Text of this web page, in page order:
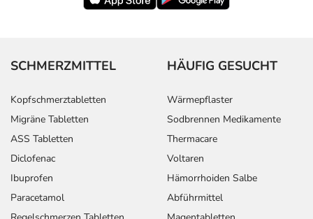
SCHMERZMITTEL
Kopfschmerztabletten
Migräne Tabletten
ASS Tabletten
Diclofenac
Ibuprofen
Paracetamol
HÄUFIG GESUCHT
Wärmepflaster
Sodbrennen Medikamente
Thermacare
Voltaren
Hämorrhoiden Salbe
Abführmittel